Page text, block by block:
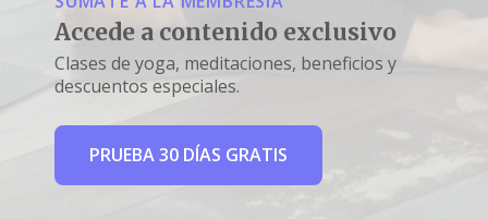
Accede a contenido exclusivo
Clases de yoga, meditaciones, beneficios y
descuentos especiales.
PRUEBA 30 DÍAS GRATIS